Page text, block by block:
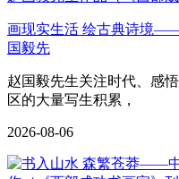
画现实生活 绘古典诗境
国毅先
赵国毅先生关注时代、感
区的大量写生积累，
2026-08-06